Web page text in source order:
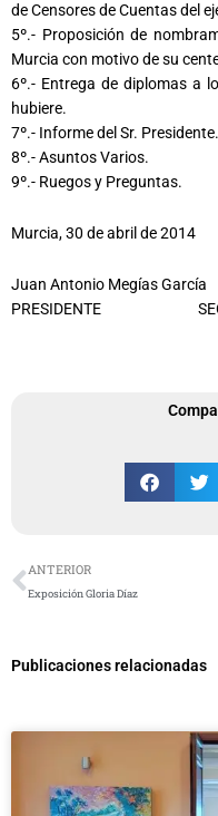
de Censores de Cuentas del
5º.- Proposición de
Murcia con motivo de su
6º.- Entrega de diplomas a
hubiere.
7º.- Informe del Sr. Presidente.
8º.- Asuntos Varios.
9º.- Ruegos y Preguntas.
Murcia, 30 de abril de 2014
Juan Antonio Megías
PRESIDENTE
Ant
ANTERIOR
Exposición Gloria Díaz
Publicaciones relacionadas